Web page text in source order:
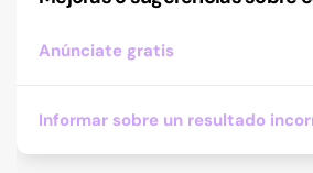
Anúnciate gratis
Informar sobre un resultado